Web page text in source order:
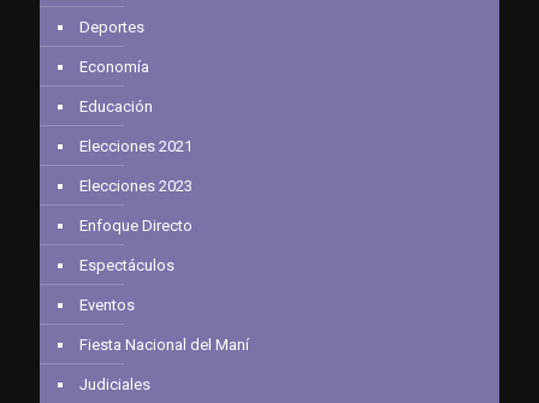
Deportes
Economía
Educación
Elecciones 2021
Elecciones 2023
Enfoque Directo
Espectáculos
Eventos
Fiesta Nacional del Maní
Judiciales